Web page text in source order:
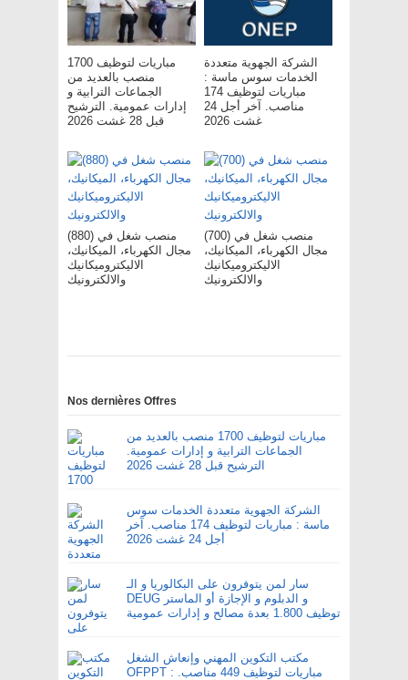
مباريات لتوظيف 1700
منصب بالعديد من
الجماعات الترابية و
إدارات عمومية. الترشيح
قبل 28 غشت 2026
الشركة الجهوية متعددة
الخدمات سوس ماسة :
مباريات لتوظيف 174
مناصب. آخر أجل 24
غشت 2026
(880) منصب شغل في
مجال الكهرباء، الميكانيك،
الاليكتروميكانيك
والالكترونيك
(700) منصب شغل في
مجال الكهرباء، الميكانيك،
الاليكتروميكانيك
والالكترونيك
Nos dernières Offres
مباريات لتوظيف 1700 منصب بالعديد من
الجماعات الترابية و إدارات عمومية.
الترشيح قبل 28 غشت 2026
الشركة الجهوية متعددة الخدمات سوس
ماسة : مباريات لتوظيف 174 مناصب. آخر
أجل 24 غشت 2026
سار لمن يتوفرون على البكالوريا و الـ
DEUG و الدبلوم و الإجازة أو الماستر
توظيف 1.800 بعدة مصالح و إدارات عمومية
مكتب التكوين المهني وإنعاش الشغل
OFPPT : مباريات لتوظيف 449 مناصب.